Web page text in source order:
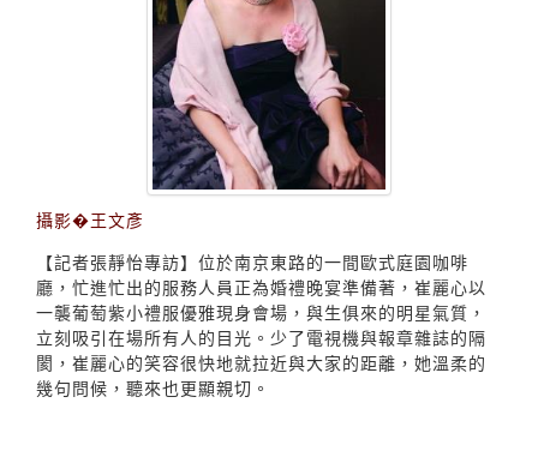
攝影�王文彥
【記者張靜怡專訪】位於南京東路的一間歐式庭園咖啡
廳，忙進忙出的服務人員正為婚禮晚宴準備著，崔麗心以
一襲葡萄紫小禮服優雅現身會場，與生俱來的明星氣質，
立刻吸引在場所有人的目光。少了電視機與報章雜誌的隔
閡，崔麗心的笑容很快地就拉近與大家的距離，她溫柔的
幾句問候，聽來也更顯親切。